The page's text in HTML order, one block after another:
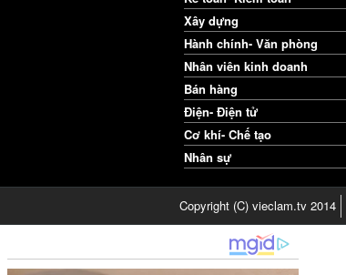
Xây dựng
Hành chính- Văn phòng
Nhân viên kinh doanh
Bán hàng
Điện- Điện tử
Cơ khí- Chế tạo
Nhân sự
Copyright (C) vieclam.tv 2014